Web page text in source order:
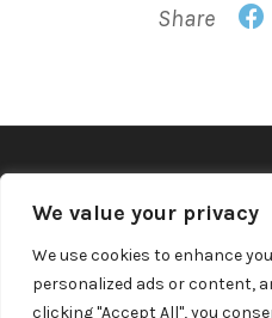
We value your privacy
We use cookies to enhance
personalized ads or content,
clicking "Accept All", you
Share
©2026 Ramon
Política de